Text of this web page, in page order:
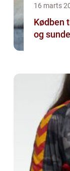
16 marts
Kødben
og